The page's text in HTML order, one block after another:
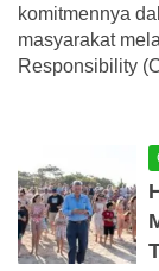
komitmennya
masyarakat
Responsibility